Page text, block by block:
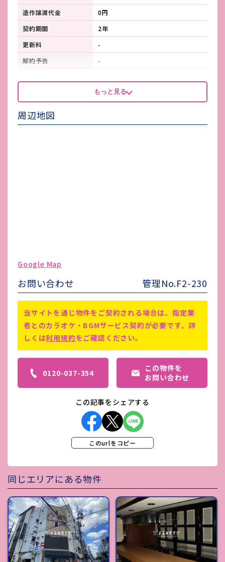
造作譲渡代金
0円
契約期間
2年
更新料
-
解約予告
-
看板製作費
-
看板使用料・
維持管理費
-
鍵交換費
-
ゴミ処理費
害虫駆除費
もっと見る
周辺地図
Google Map
お問い合わせ 管理No.F2-230
当サイトを通じ物件をご契約される場合は、指定業
者とのカラオケ・BGMサービス契約が必要です。詳
しくは利用規約をご確認ください。
0120-037-354
この物件を
お問い合わせ
この記事をシェアする
このurlをコピー
同じエリアにある物件